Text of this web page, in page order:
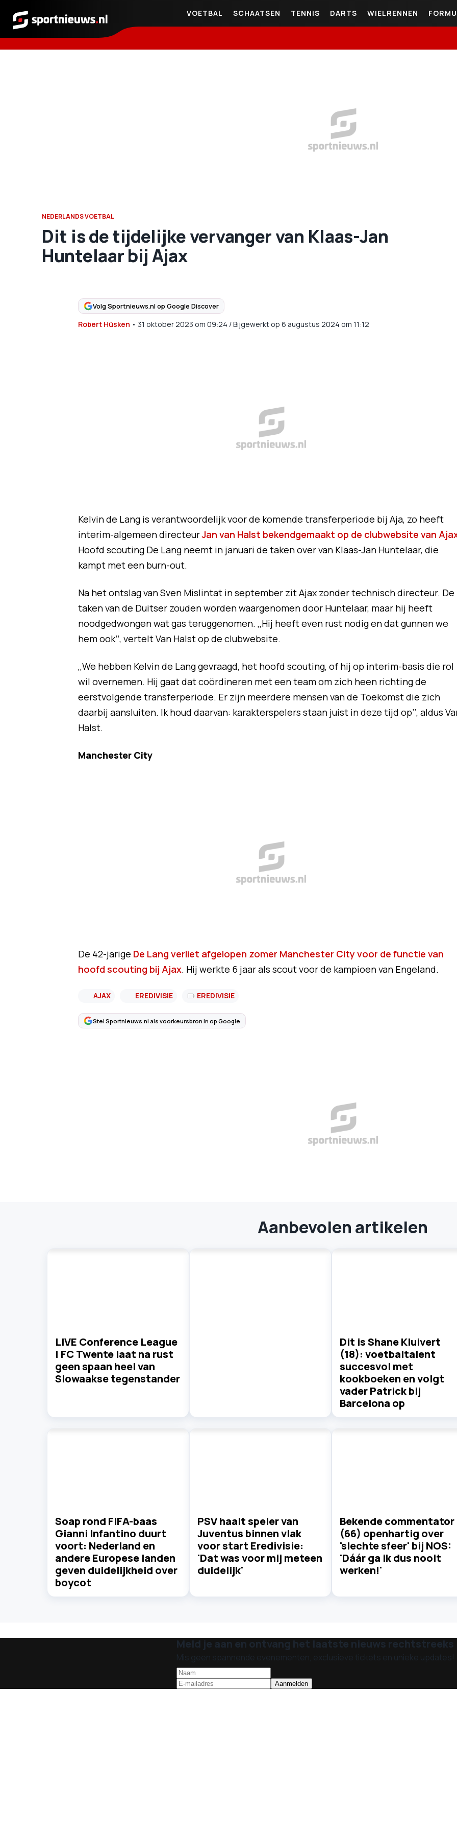
Sportnieuws.nl
VOETBAL SCHAATSEN TENNIS DARTS WIELRENNEN
NEDERLANDS VOETBAL
Dit is de tijdelijke vervanger van Klaas-Jan
Huntelaar bij Ajax
Volg Sportnieuws.nl op Google Discover
Robert Hüsken • 31 oktober 2023 om 09:24 /Bijgewerkt op 6 augustus 2024 om 11:12
Kelvin de Lang is verantwoordelijk voor de komende transferperiode bij Aja, zo heeft
interim-algemeen directeurJan van Halst bekendgemaakt op de clubwebsite van
Hoofd scouting De Lang neemt in januari de taken over van Klaas-Jan Huntelaar, die
kampt met een burn-out.
Na het ontslag van Sven Mislintat in september zit Ajax zonder technisch directeur. De
taken van de Duitser zouden worden waargenomen door Huntelaar, maar hij heeft
noodgedwongen wat gas teruggenomen. ,,Hij heeft even rust nodig en dat gunnen we
hem ook’’, vertelt Van Halst op de clubwebsite.
,,We hebben Kelvin de Lang gevraagd, het hoofd scouting, of hij op interim-basis die rol
wil overnemen. Hij gaat dat coördineren met een team om zich heen richting de
eerstvolgende transferperiode. Er zijn meerdere mensen van de Toekomst die zich
daarbij aansluiten. Ik houd daarvan: karakterspelers staan juist in deze tijd op’’, aldus
Halst.
Manchester City
De 42-jarige De Lang verliet afgelopen zomer Manchester City voor de functie van
hoofd scouting bij Ajax. Hij werkte 6 jaar als scout voor de kampioen van Engeland.
AJAX EREDIVISIE EREDIVISIE
Stel Sportnieuws.nl als voorkeursbron in op Google
Aanbevolen artikelen
LIVE Conference League
| FC Twente laat na rust
geen spaan heel van
Slowaakse tegenstander
Dit is Shane Kluivert
(18): voetbaltalent
succesvol met
kookboeken en volgt
vader Patrick bij
Barcelona op
Soap rond FIFA-baas
Gianni Infantino duurt
voort: Nederland en
andere Europese landen
geven duidelijkheid over
boycot
PSV haalt speler van
Juventus binnen vlak
voor start Eredivisie:
'Dat was voor mij meteen
duidelijk'
Bekende commentator
(66) openhartig over
'slechte sfeer' bij NOS:
'Dáár ga ik dus nooit
werken!'
Meld je aan en ontvang het laatste nieuws rechtstreeks
Mis geen spannende evenementen, exclusieve tickets en unieke updates!